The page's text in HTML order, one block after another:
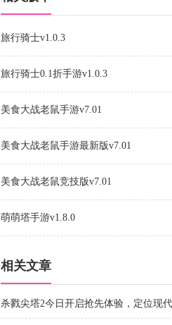
旅行骑士v1.0.3
旅行骑士0.1折手游v1.0.3
美食大战老鼠手游v7.01
美食大战老鼠手游最新版v7.01
美食大战老鼠竞技版v7.01
萌萌塔手游v1.8.0
相关文章
杀戮尖塔2今日开启抢先体验，定位现